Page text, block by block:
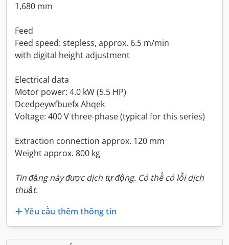
1,680 mm
Feed
Feed speed: stepless, approx. 6.5 m/min
with digital height adjustment
Electrical data
Motor power: 4.0 kW (5.5 HP)
Dcedpeywfbuefx Ahqek
Voltage: 400 V three-phase (typical for this series)
Extraction connection approx. 120 mm
Weight approx. 800 kg
Tin đăng này được dịch tự động. Có thể có lỗi dịch
thuật.
Yêu cầu thêm thông tin